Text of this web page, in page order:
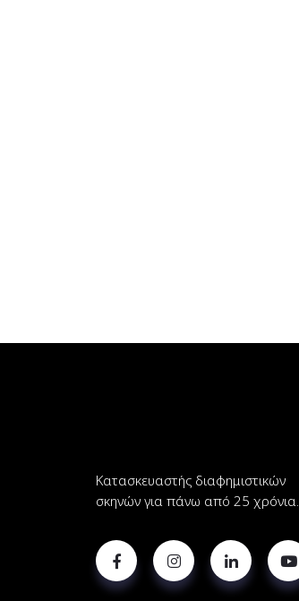
Κατασκευαστής διαφημιστικών
σκηνών για πάνω από 25 χρόνια.